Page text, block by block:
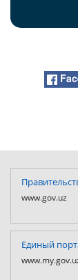
www.gov.uz
Единый